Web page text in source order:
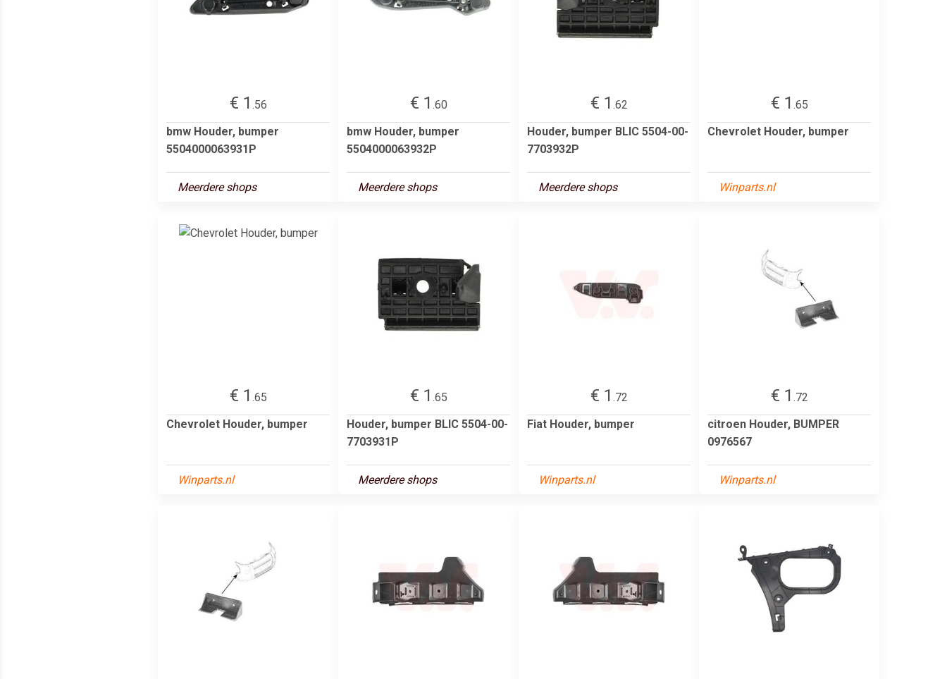
€ 1 .56
bmw Houder, bumper
5504000063931P
Meerdere shops
€ 1 .60
bmw Houder, bumper
5504000063932P
Meerdere shops
€ 1 .62
Houder, bumper BLIC 5504-00-
7703932P
Meerdere shops
€ 1 .65
Chevrolet Houder, bumper
Winparts.nl
€ 1 .65
Chevrolet Houder, bumper
Winparts.nl
€ 1 .65
Houder, bumper BLIC 5504-00-
7703931P
Meerdere shops
€ 1 .72
Fiat Houder, bumper
Winparts.nl
€ 1 .72
citroen Houder, BUMPER
0976567
Winparts.nl